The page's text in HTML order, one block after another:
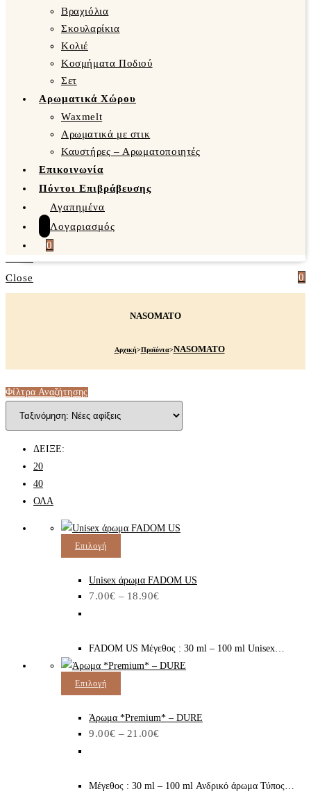
Βραχιόλια
Σκουλαρίκια
Κολιέ
Κοσμήματα Ποδιού
Σετ
Αρωματικά Χώρου
Waxmelt
Αρωματικά με στικ
Καυστήρες – Αρωματοποιητές
Επικοινωνία
Πόντοι Επιβράβευσης
Αγαπημένα
Λογαριασμός
0
0
Close
NASOMATO
Αρχική>Προϊόντα>NASOMATO
Φίλτρα Αναζήτησης
ΔΕΙΞΕ:
20
40
ΟΛΑ
Επιλογή
προϊόν
έχει
Οι
επιλογές
επιλεγούν
στη
προϊόντος
Unisex άρωμα FADOM US
7.00€ – 18.90€
range:
FADOM US Μέγεθος : 30 ml – 100 ml Unisex…
Επιλογή
προϊόν
έχει
Οι
Άρωμα *Premium* – DURE
9.00€ – 21.00€
range:
Μέγεθος : 30 ml – 100 ml Ανδρικό άρωμα Τύπος…